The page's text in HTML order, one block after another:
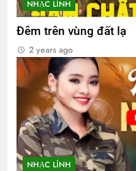
NHẠC LÍNH
Đêm trên vùng đất lạ
2 years ago
NHẠC LÍNH